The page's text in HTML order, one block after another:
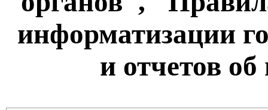
информатизации
и отчетов